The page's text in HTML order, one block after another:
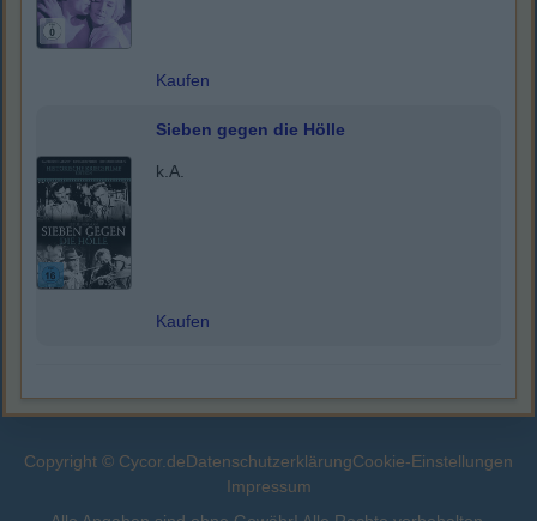
Kaufen
Sieben gegen die Hölle
k.A.
Kaufen
Copyright © Cycor.deDatenschutzerklärungCookie-Einstellungen
Impressum